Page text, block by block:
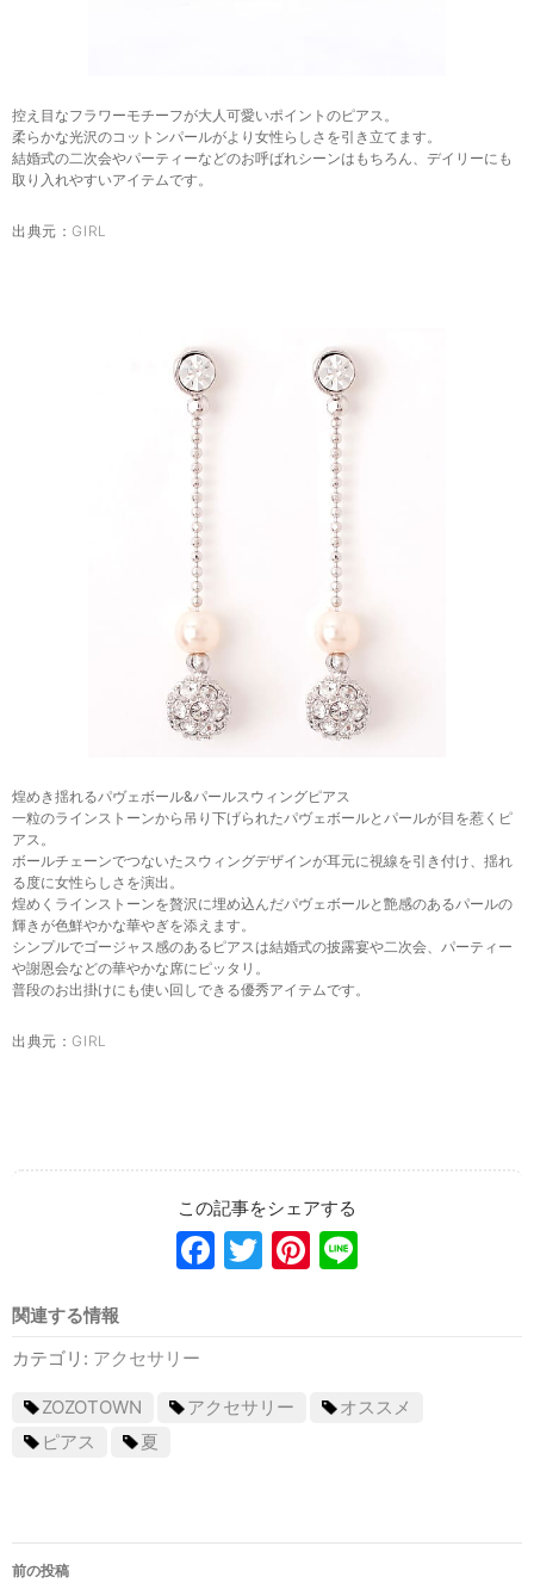
控え目なフラワーモチーフが大人可愛いポイントのピアス。
柔らかな光沢のコットンパールがより女性らしさを引き立てます。
結婚式の二次会やパーティーなどのお呼ばれシーンはもちろん、デイリーにも
取り入れやすいアイテムです。
出典元： GIRL
煌めき揺れるパヴェボール&パールスウィングピアス
一粒のラインストーンから吊り下げられたパヴェボールとパールが目を惹くピ
アス。
ボールチェーンでつないたスウィングデザインが耳元に視線を引き付け、揺れ
る度に女性らしさを演出。
煌めくラインストーンを贅沢に埋め込んだパヴェボールと艶感のあるパールの
輝きが色鮮やかな華やぎを添えます。
シンプルでゴージャス感のあるピアスは結婚式の披露宴や二次会、パーティー
や謝恩会などの華やかな席にピッタリ。
普段のお出掛けにも使い回しできる優秀アイテムです。
出典元： GIRL
Facebook
TwitterPinterest
関連する情報
カテゴリ: アクセサリー
ZOZOTOWN アクセサリー
オススメ
ピアス
夏
前の投稿